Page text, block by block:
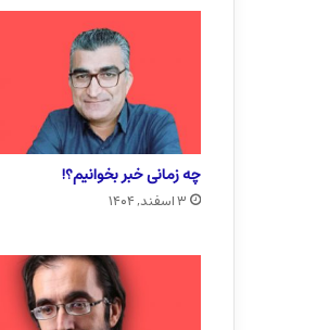
چه زمانی خبر بخوانیم؟!
۳ اسفند, ۱۴۰۴